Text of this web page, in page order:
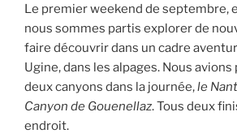
Le premier weekend de septembre,
nous sommes partis explorer de
faire découvrir dans un cadre
Ugine, dans les alpages. Nous
deux canyons dans la journée,le
Canyon de Gouenellaz. Tous deux
endroit.